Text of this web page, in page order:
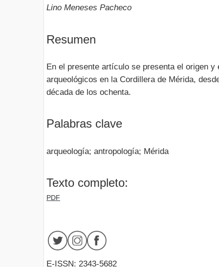
Lino Meneses Pacheco
Resumen
En el presente artículo se presenta el origen
arqueológicos en la Cordillera de Mérida,
década de los ochenta.
Palabras clave
arqueología; antropología; Mérida
Texto completo:
PDF
E-ISSN: 2343-5682